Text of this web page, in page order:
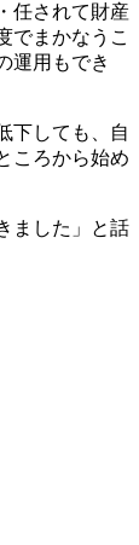
任されて財産
でまかなうこ
運用もでき
下しても、自
ころから始め
ました」と話